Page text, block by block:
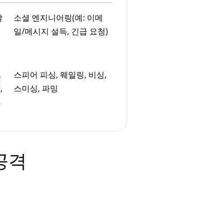
소셜 엔지니어링(예: 이메
일/메시지 설득, 긴급 요청)
스피어 피싱, 웨일링, 비싱,
스미싱, 파밍
격